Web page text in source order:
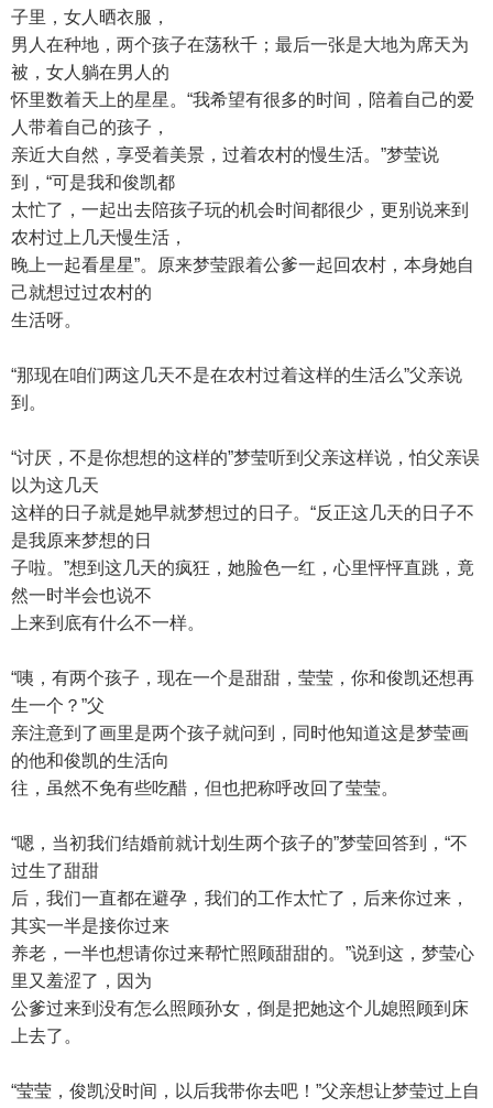
子里，女人晒衣服，
男人在种地，两个孩子在荡秋千；最后一张是大地为席天为
被，女人躺在男人的
怀里数着天上的星星。“我希望有很多的时间，陪着自己的爱
人带着自己的孩子，
亲近大自然，享受着美景，过着农村的慢生活。”梦莹说
到，“可是我和俊凯都
太忙了，一起出去陪孩子玩的机会时间都很少，更别说来到
农村过上几天慢生活，
晚上一起看星星”。原来梦莹跟着公爹一起回农村，本身她自
己就想过过农村的
生活呀。
“那现在咱们两这几天不是在农村过着这样的生活么”父亲说
到。
“讨厌，不是你想想的这样的”梦莹听到父亲这样说，怕父亲误
以为这几天
这样的日子就是她早就梦想过的日子。“反正这几天的日子不
是我原来梦想的日
子啦。”想到这几天的疯狂，她脸色一红，心里怦怦直跳，竟
然一时半会也说不
上来到底有什么不一样。
“咦，有两个孩子，现在一个是甜甜，莹莹，你和俊凯还想再
生一个？”父
亲注意到了画里是两个孩子就问到，同时他知道这是梦莹画
的他和俊凯的生活向
往，虽然不免有些吃醋，但也把称呼改回了莹莹。
“嗯，当初我们结婚前就计划生两个孩子的”梦莹回答到，“不
过生了甜甜
后，我们一直都在避孕，我们的工作太忙了，后来你过来，
其实一半是接你过来
养老，一半也想请你过来帮忙照顾甜甜的。”说到这，梦莹心
里又羞涩了，因为
公爹过来到没有怎么照顾孙女，倒是把她这个儿媳照顾到床
上去了。
“莹莹，俊凯没时间，以后我带你去吧！”父亲想让梦莹过上自